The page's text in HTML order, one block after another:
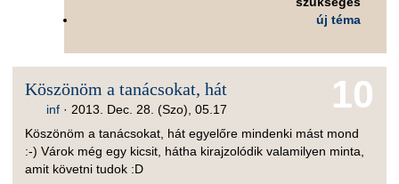
új téma
10
Köszönöm a tanácsokat, hát
inf ·2013. Dec. 28. (Szo), 05.17
Köszönöm a tanácsokat, hát egyelőre mindenki mást mond
:-) Várok még egy kicsit, hátha kirajzolódik valamilyen minta,
amit követni tudok :D